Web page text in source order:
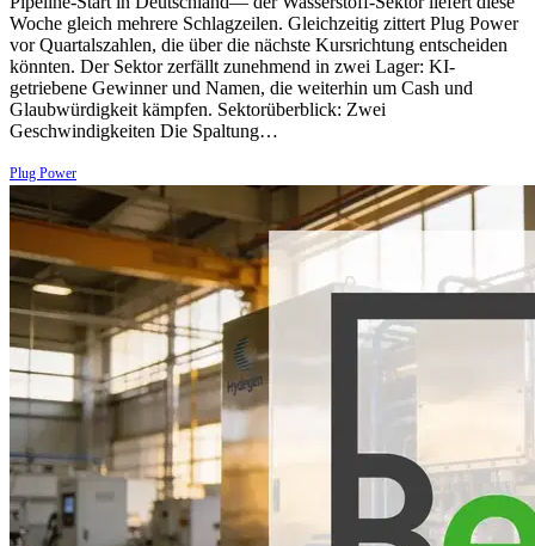
Woche gleich mehrere Schlagzeilen. Gleichzeitig zittert Plug Power
vor Quartalszahlen, die über die nächste Kursrichtung entscheiden
könnten. Der Sektor zerfällt zunehmend in zwei Lager: KI-
getriebene Gewinner und Namen, die weiterhin um Cash und
Glaubwürdigkeit kämpfen. Sektorüberblick: Zwei
Geschwindigkeiten Die Spaltung…
Plug Power